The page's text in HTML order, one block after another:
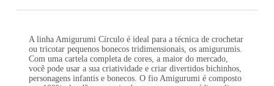
A linha Amigurumi Círculo é ideal para a técnica de crochetar
ou tricotar pequenos bonecos tridimensionais, os amigurumis.
Com uma cartela completa de cores, a maior do mercado,
você pode usar a sua criatividade e criar divertidos bichinhos,
personagens infantis e bonecos. O fio Amigurumi é composto